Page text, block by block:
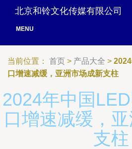
北京和铃文化传媒有限公司
MENU
当前位置： 首页 > 产品大全 >
口增速减缓，亚洲市场成新支柱
2024年中国
口增速减缓，
支柱